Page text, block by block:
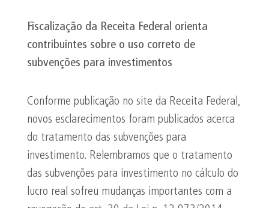
Fiscalização da Receita Federal orienta
contribuintes sobre o uso correto de
subvenções para investimentos
Conforme publicação no site da Receita Federal,
novos esclarecimentos foram publicados acerca
do tratamento das subvenções para
investimento. Relembramos que o tratamento
das subvenções para investimento no cálculo do
lucro real sofreu mudanças importantes com a